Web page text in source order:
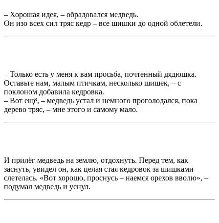
– Хорошая идея, – обрадовался медведь.
Он изо всех сил тряс кедр – все шишки до одной облетели.
– Только есть у меня к вам просьба, почтенный дядюшка.
Оставьте нам, малым птичкам, несколько шишек, – с
поклоном добавила кедровка.
– Вот ещё, – медведь устал и немного проголодался, пока
дерево тряс, – мне этого и самому мало.
И прилёг медведь на землю, отдохнуть. Перед тем, как
заснуть, увидел он, как целая стая кедровок за шишками
слетелась. «Вот хорошо, проснусь – наемся орехов вволю», –
подумал медведь и уснул.